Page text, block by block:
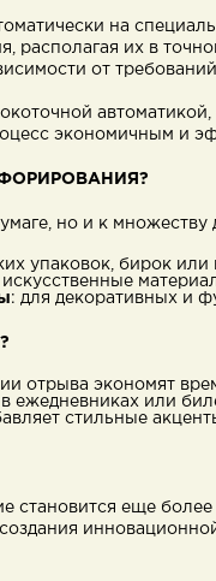
на
располагая их в
от
автоматикой,
экономичным и
но и к множеству
упаковок, бирок или
искусственные
: для декоративных и
отрыва экономят
ежедневниках или
стильные
становится еще